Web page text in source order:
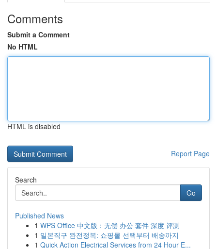
Comments
Submit a Comment
No HTML
HTML is disabled
Report Page
Search
Go
Published News
1 WPS Office 中文版：无偿 办公 套件 深度 评测
1 일본직구 완전정복: 쇼핑몰 선택부터 배송까지
1 Quick Action Electrical Services from 24 Hour E...